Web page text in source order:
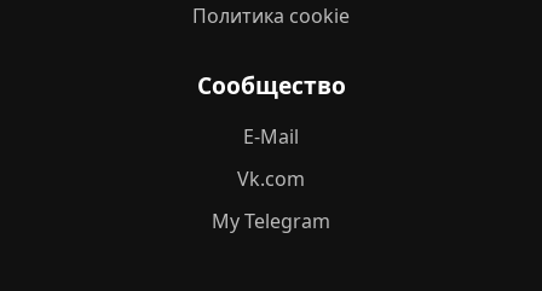
Политика cookie
Сообщество
E-Mail
Vk.com
My Telegram